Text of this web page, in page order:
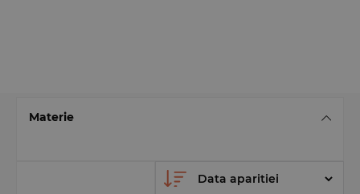
Materie